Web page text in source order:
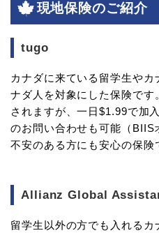
現地保険のご紹介
tugo
カナダに来ている留学生や
ナダ人を対象にした保険で
されますが、一日$1.99で加
のお問い合わせも可能（BIIS
不安のある方にも安心の保険
Allianz Global
留学生以外の方でも入れるカ